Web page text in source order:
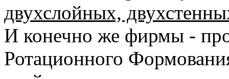
двухслойных,
И конечно же фирмы -
Ротационного